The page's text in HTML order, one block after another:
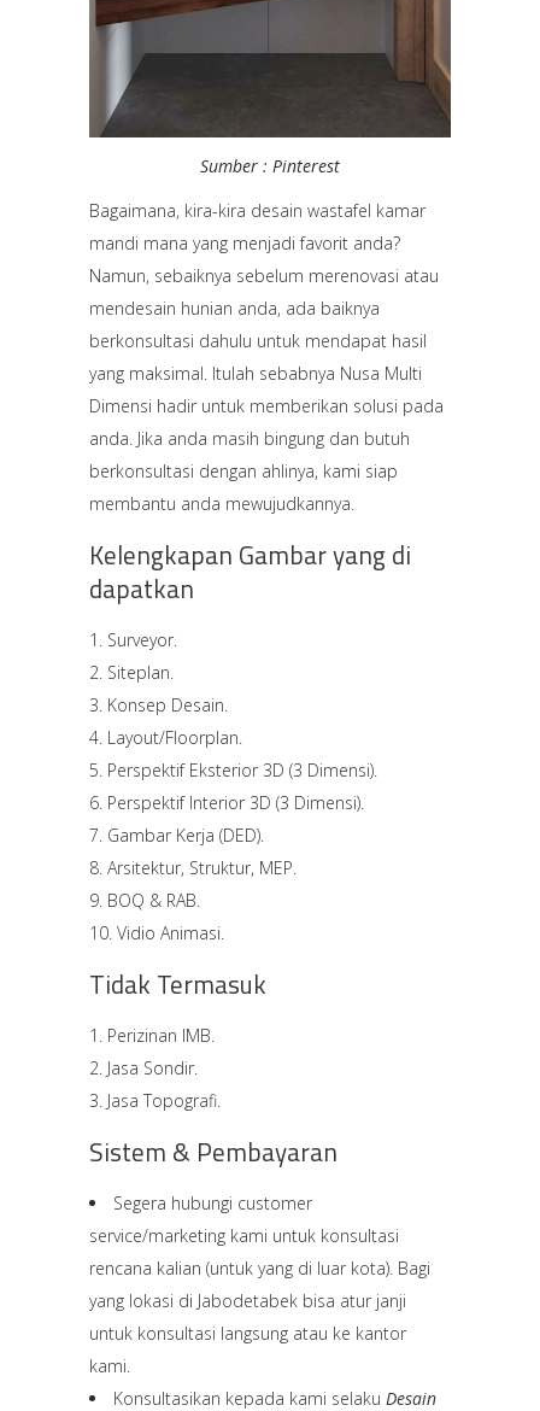
Sumber : Pinterest
Bagaimana, kira-kira desain wastafel kamar
mandi mana yang menjadi favorit anda?
Namun, sebaiknya sebelum merenovasi atau
mendesain hunian anda, ada baiknya
berkonsultasi dahulu untuk mendapat hasil
yang maksimal. Itulah sebabnya Nusa Multi
Dimensi hadir untuk memberikan solusi pada
anda. Jika anda masih bingung dan butuh
berkonsultasi dengan ahlinya, kami siap
membantu anda mewujudkannya.
Kelengkapan Gambar yang di
dapatkan
Surveyor.
Siteplan.
Konsep Desain.
Layout/Floorplan.
Perspektif Eksterior 3D (3 Dimensi).
Perspektif Interior 3D (3 Dimensi).
Gambar Kerja (DED).
Arsitektur, Struktur, MEP.
BOQ & RAB.
Vidio Animasi.
Tidak Termasuk
Perizinan IMB.
Jasa Sondir.
Jasa Topografi.
Sistem & Pembayaran
Segera hubungi customer
service/marketing kami untuk konsultasi
rencana kalian (untuk yang di luar kota). Bagi
yang lokasi di Jabodetabek bisa atur janji
untuk konsultasi langsung atau ke kantor
kami.
Konsultasikan kepada kami selaku Desain